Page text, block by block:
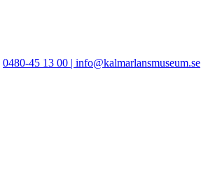
0480-45 13 00 | info@kalmarlansmuseum.se